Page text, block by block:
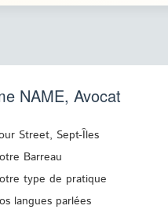
NAME, Avocat
Street, Sept-Îles
Barreau
type de pratique
langues parlées